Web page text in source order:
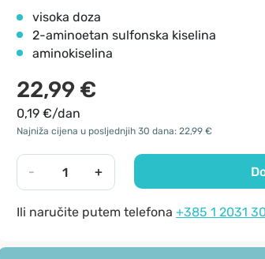
visoka doza
2-aminoetan sulfonska kiselina
aminokiselina
22,99 €
0,19 €/dan
Najniža cijena u posljednjih 30 dana: 22,99 €
- +
Ili naručite putem telefona +385 1 2031